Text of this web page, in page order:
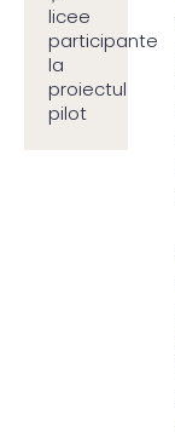
licee
participante
la
proiectul
pilot